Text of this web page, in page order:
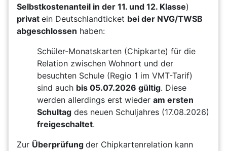
Selbstkostenanteil in der 11. und 12. Klasse)
privat ein Deutschlandticket bei der NVG/TWSB
abgeschlossen haben:
Schüler-Monatskarten (Chipkarte) für die
Relation zwischen Wohnort und der
besuchten Schule (Regio 1 im VMT-Tarif)
sind auch bis 05.07.2026 gültig. Diese
werden allerdings erst wieder am ersten
Schultag des neuen Schuljahres (17.08.2026)
freigeschaltet.
Zur Überprüfung der Chipkartenrelation kann